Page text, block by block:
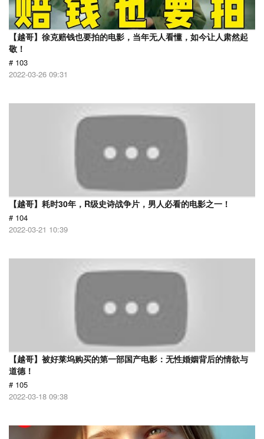
【越哥】徐克赔钱也要拍的电影，当年无人看懂，如今让人肃然起
敬！
# 103
2022-03-26 09:31
【越哥】耗时30年，R级史诗战争片，男人必看的电影之一！
# 104
2022-03-21 10:39
【越哥】被好莱坞购买的第一部国产电影：无性婚姻背后的情欲与
道德！
# 105
2022-03-18 09:38